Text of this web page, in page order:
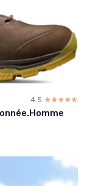
4.5 ☆☆☆☆☆
★★★★★